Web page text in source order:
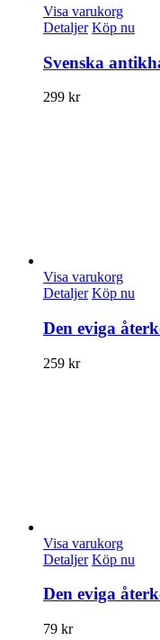
Visa varukorg
Detaljer Köp nu
Svenska
299 kr
Visa varukorg
Detaljer Köp nu
Den eviga
259 kr
Visa varukorg
Detaljer Köp nu
Den eviga
79 kr